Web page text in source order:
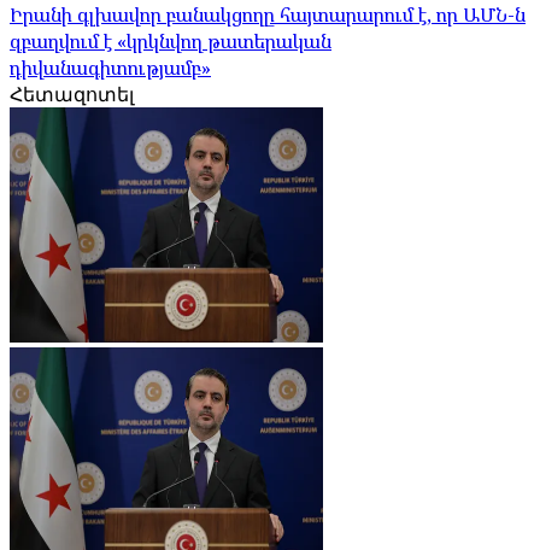
Իրանի գլխավոր բանակցողը հայտարարում է, որ ԱՄՆ-ն
զբաղվում է «կրկնվող թատերական
դիվանագիտությամբ»
Հետազոտել